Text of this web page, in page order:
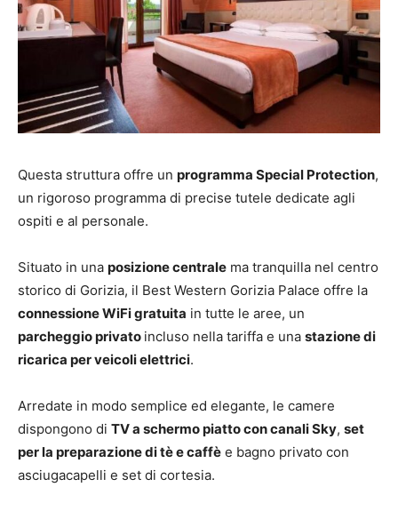
Questa struttura offre un programma Special Protection,
un rigoroso programma di precise tutele dedicate agli
ospiti e al personale.
Situato in una posizione centrale ma tranquilla nel centro
storico di Gorizia, il Best Western Gorizia Palace offre la
connessione WiFi gratuita in tutte le aree, un
parcheggio privato incluso nella tariffa e una stazione di
ricarica per veicoli elettrici.
Arredate in modo semplice ed elegante, le camere
dispongono di TV a schermo piatto con canali Sky, set
per la preparazione di tè e caffè e bagno privato con
asciugacapelli e set di cortesia.